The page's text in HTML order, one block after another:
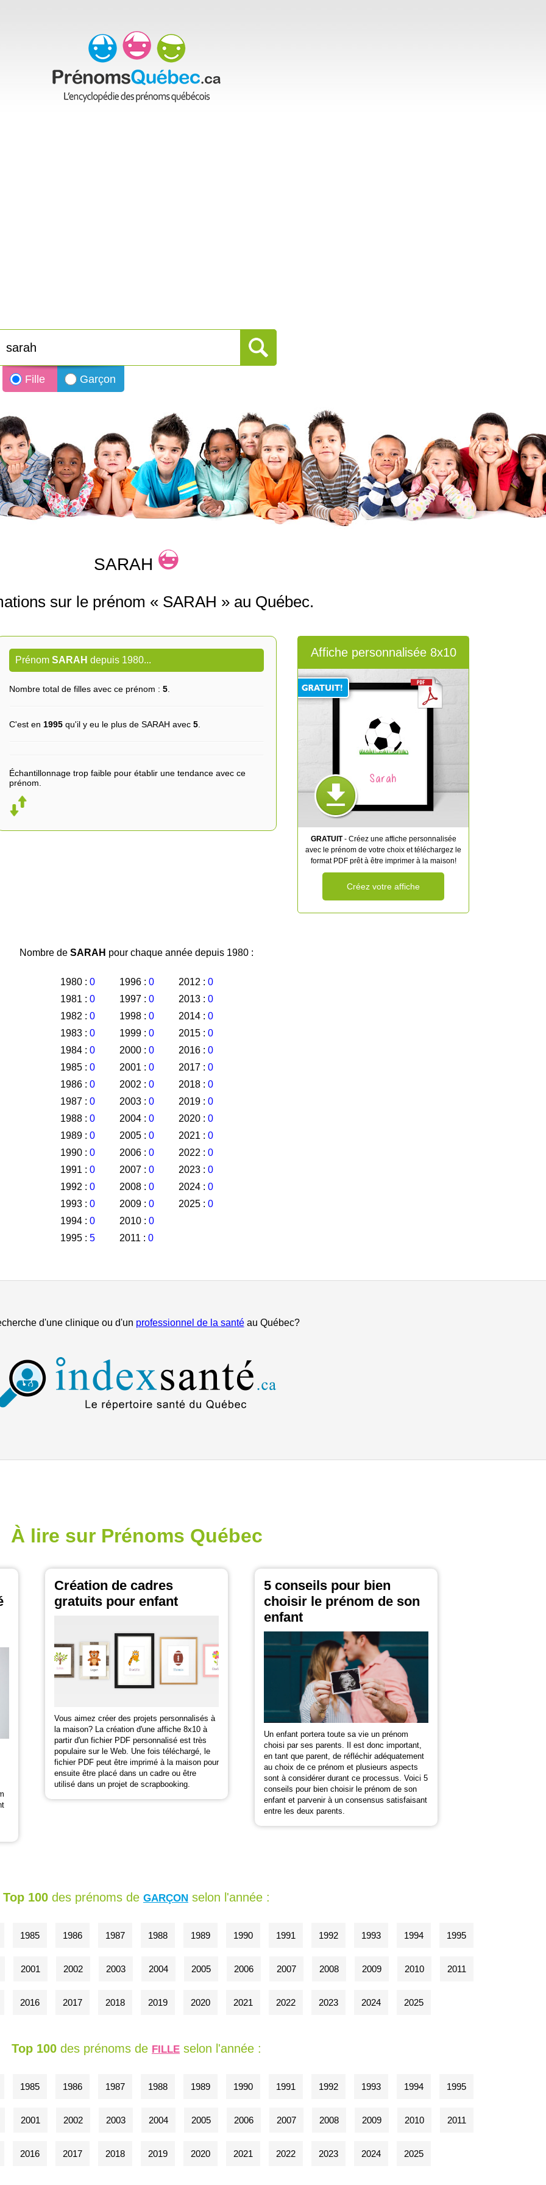
Fille Garçon
SARAH
sur le prénom « SARAH » au Québec.
Prénom SARAH depuis 1980...
Nombre total de filles avec ce prénom : 5
C'est en 1995 qu'il y eu le plus de SARAH avec 5
Échantillonnage trop faible pour établir une tendance avec ce
prénom.
Affiche personnalisée 8x10
Sarah
GRATUIT- Créez une affiche personnalisée
avec le prénom de votre choix et téléchargez le
format PDF prêt à être imprimer à la maison!
Créez votre affiche
Nombre de SARAH pour chaque année depuis 1980 :
1980 : 0
1981 : 0
1982 : 0
1983 : 0
1984 : 0
1985 : 0
1986 : 0
1987 : 0
1988 : 0
1989 : 0
1990 : 0
1991 : 0
1992 : 0
1993 : 0
1994 : 0
1995 : 5
1996 : 0
1997 : 0
1998 : 0
1999 : 0
2000 : 0
2001 : 0
2002 : 0
2003 : 0
2004 : 0
2005 : 0
2006 : 0
2007 : 0
2008 : 0
2009 : 0
2010 : 0
2011 : 0
2012 : 0
2013 : 0
2014 : 0
2015 : 0
2016 : 0
2017 : 0
2018 : 0
2019 : 0
2020 : 0
2021 : 0
2022 : 0
2023 : 0
2024 : 0
2025 : 0
d'une clinique ou d'un professionnel de la santéau Québec?
À lire sur Prénoms Québec
Création de cadres
gratuits pour enfant
Vous aimez créer des projets personnalisés à
la maison? La création d'une affiche 8x10 à
partir d'un fichier PDF personnalisé est très
populaire sur le Web. Une fois téléchargé, le
fichier PDF peut être imprimé à la maison pour
ensuite être placé dans un cadre ou être
utilisé dans un projet de scrapbooking.
5 conseils pour bien
choisir le prénom de son
enfant
Un enfant portera toute sa vie un prénom
choisi par ses parents. Il est donc important,
en tant que parent, de réfléchir adéquatement
au choix de ce prénom et plusieurs aspects
sont à considérer durant ce processus. Voici 5
conseils pour bien choisir le prénom de son
enfant et parvenir à un consensus satisfaisant
entre les deux parents.
Top 100 des prénoms de GARÇON selon l'année :
1985 1986 1987 1988 1989 1990 1991 1992 1993 1994 1995
2001 2002 2003 2004 2005 2006 2007 2008 2009 2010 2011
2016 2017 2018 2019 2020 2021 2022 2023 2024 2025
Top 100 des prénoms de FILLE selon l'année :
1985 1986 1987 1988 1989 1990 1991 1992 1993 1994 1995
2001 2002 2003 2004 2005 2006 2007 2008 2009 2010 2011
2016 2017 2018 2019 2020 2021 2022 2023 2024 2025